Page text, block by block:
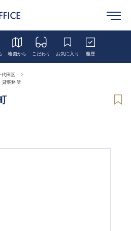
地図から こだわり お気に入り 履歴
代田区
貸事務所